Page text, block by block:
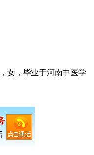
女，毕业于河南中医学